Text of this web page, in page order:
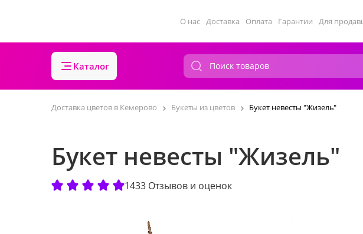
О нас Доставка Оплата Гарантии Для
Каталог
Доставка цветов в Кемерово Букеты из цветов Букет невесты "Жизель"
Букет невесты "Жизель"
1433 Отзывов и оценок